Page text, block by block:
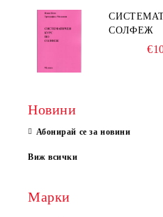
СОЛФЕЖ
Новини
Абонирай се за новини
Виж всички
Марки